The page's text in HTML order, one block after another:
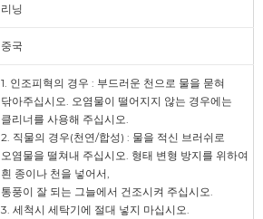
리닝
중국
1. 인조피혁의 경우 : 부드러운 천으로 물을 묻혀
닦아주십시오. 오염물이 떨어지지 않는 경우에는
클리너를 사용해 주십시오.
2. 직물의 경우(천연/합성) : 물을 적신 브러쉬로
오염물을 떨쳐내 주십시오. 형태 변형 방지를 위하여
흰 종이나 천을 넣어서,
통풍이 잘 되는 그늘에서 건조시켜 주십시오.
3. 세척시 세탁기에 절대 넣지 마십시오.